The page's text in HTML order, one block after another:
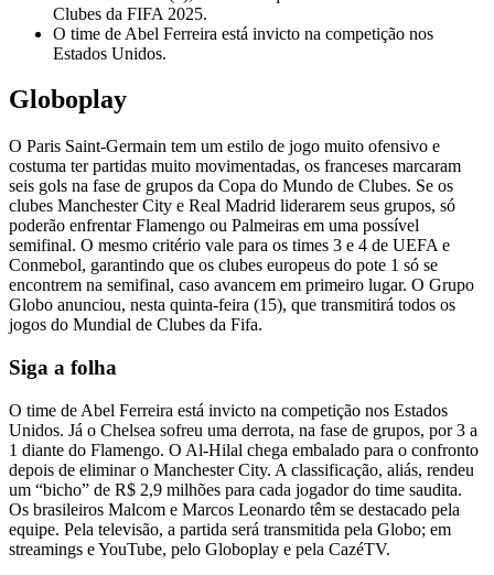
Clubes da FIFA 2025.
O time de Abel Ferreira está invicto na competição nos
Estados Unidos.
Globoplay
O Paris Saint-Germain tem um estilo de jogo muito ofensivo e
costuma ter partidas muito movimentadas, os franceses marcaram
seis gols na fase de grupos da Copa do Mundo de Clubes. Se os
clubes Manchester City e Real Madrid liderarem seus grupos, só
poderão enfrentar Flamengo ou Palmeiras em uma possível
semifinal. O mesmo critério vale para os times 3 e 4 de UEFA e
Conmebol, garantindo que os clubes europeus do pote 1 só se
encontrem na semifinal, caso avancem em primeiro lugar. O Grupo
Globo anunciou, nesta quinta-feira (15), que transmitirá todos os
jogos do Mundial de Clubes da Fifa.
Siga a folha
O time de Abel Ferreira está invicto na competição nos Estados
Unidos. Já o Chelsea sofreu uma derrota, na fase de grupos, por 3 a
1 diante do Flamengo. O Al-Hilal chega embalado para o confronto
depois de eliminar o Manchester City. A classificação, aliás, rendeu
um “bicho” de R$ 2,9 milhões para cada jogador do time saudita.
Os brasileiros Malcom e Marcos Leonardo têm se destacado pela
equipe. Pela televisão, a partida será transmitida pela Globo; em
streamings e YouTube, pelo Globoplay e pela CazéTV.